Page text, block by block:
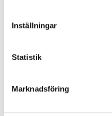
Inställningar
Statistik
Marknadsföring